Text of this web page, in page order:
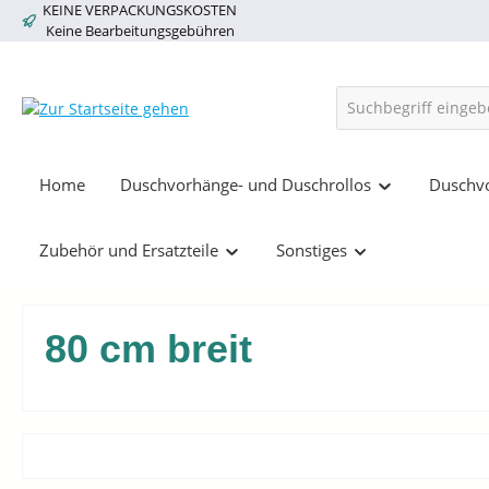
Zur Hauptnavigation springen
KEINE VERPACKUNGSKOSTEN
Keine Bearbeitungsgebühren
Home Duschvorhänge- und Duschrollos
Zubehör und Ersatzteile Sonstiges
80 cm breit